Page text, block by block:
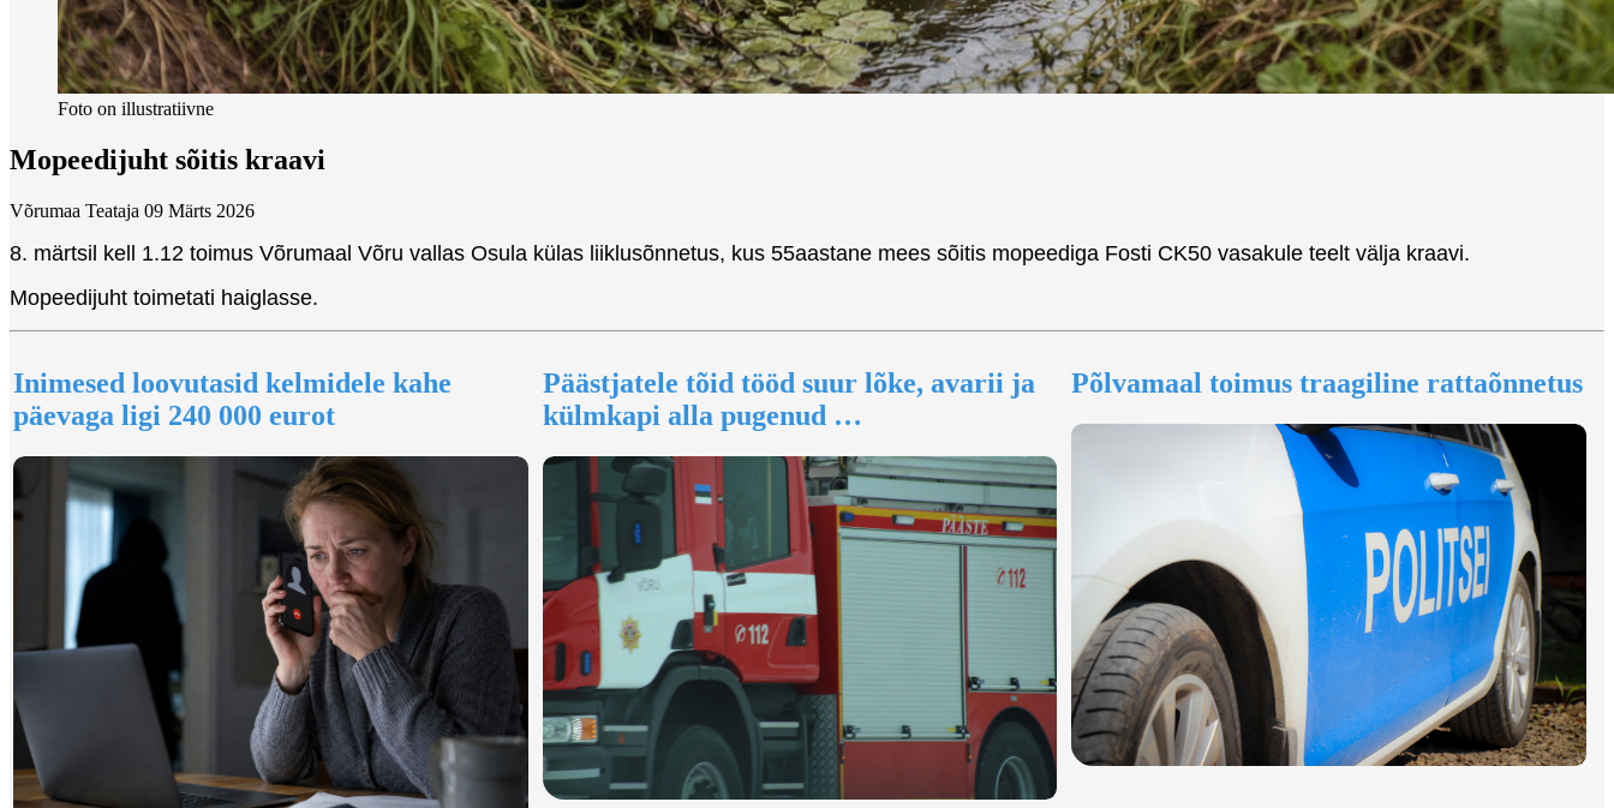
Foto on illustratiivne
Mopeedijuht sõitis kraavi
Võrumaa Teataja 09 Märts 2026
8. märtsil kell 1.12 toimus Võrumaal Võru vallas Osula külas liiklusõnnetus, kus 55aastane mees sõitis mopeediga Fosti CK50 vasakule teelt välja kraavi.
Mopeedijuht toimetati haiglasse.
Inimesed loovutasid kelmidele kahe
päevaga ligi 240 000 eurot
Päästjatele tõid tööd suur lõke, avarii ja
külmkapi alla pugenud …
Põlvamaal toimus traagiline rattaõnnetus